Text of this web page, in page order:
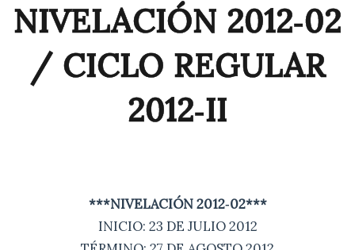
NIVELACIÓN 2012‐02
/ CICLO REGULAR
2012‐II
***NIVELACIÓN 2012‐02***
INICIO: 23 DE JULIO 2012